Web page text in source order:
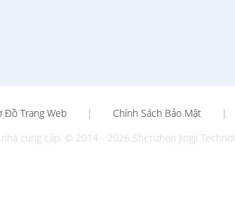
Đồ Trang Web | Chính Sách Bảo Mật
|
cung cấp. © 2014 - 2026 Shenzhen Jingji